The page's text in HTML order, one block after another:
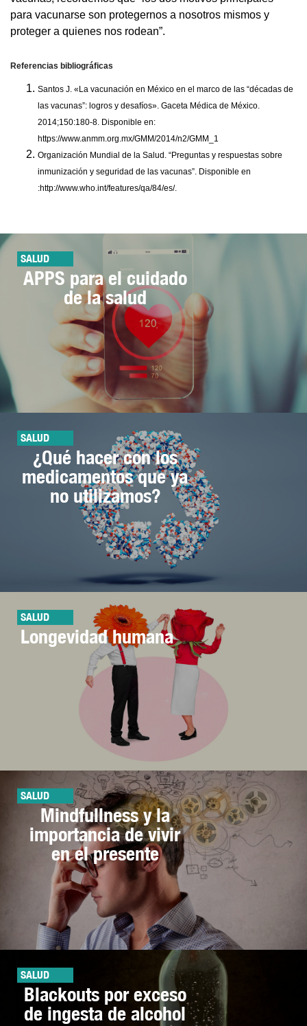
para vacunarse son protegernos a nosotros mismos y
proteger a quienes nos rodean”.
Referencias bibliográficas
Santos J. «La vacunación en México en el marco de las “décadas de
las vacunas”: logros y desafíos». Gaceta Médica de México.
2014;150:180-8. Disponible en:
https://www.anmm.org.mx/GMM/2014/n2/GMM_1
Organización Mundial de la Salud. “Preguntas y respuestas sobre
inmunización y seguridad de las vacunas”. Disponible en
:http://www.who.int/features/qa/84/es/.
SALUD
APPS para el cuidado
de la salud
SALUD
¿Qué hacer con los
medicamentos que ya
no utilizamos?
SALUD
Longevidad humana
SALUD
Mindfullness y la
importancia de vivir
en el presente
SALUD
Blackouts por exceso
de ingesta de alcohol